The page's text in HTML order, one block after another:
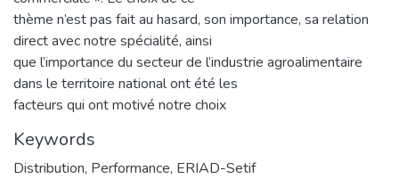
thème n’est pas fait au hasard, son importance, sa relation
direct avec notre spécialité, ainsi
que l’importance du secteur de l’industrie agroalimentaire
dans le territoire national ont été les
facteurs qui ont motivé notre choix
Keywords
Distribution, Performance, ERIAD-Setif